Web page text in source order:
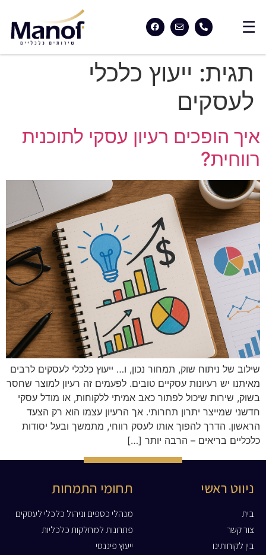
תגית: ייעוץ כלכלי
לעסקים
איך הופכים רעיון עסקי לתוכנית
רווחית?
שילוב של ניתוח שוק, תמחור נכון, ו… ייעוץ כלכלי לעסקים לרבים
מאיתנו יש רעיונות עסקיים טובים. לפעמים זה רעיון למוצר שחסר
בשוק, שירות שיכול לפתור כאב אמיתי ללקוחות, או מודל עסקי
חדשני שמייצר יתרון תחרותי. אך הרעיון עצמו הוא רק הצעד
הראשון. הדרך להפוך אותו לעסק רווחי, מתמשך ובעל יסודות
כלכליים בריאים – הרבה יותר […]
ניווט ראשי
בית
צור קשר
בין לקוחותינו
תחומי התמחות
מנהלי כספים וניהול כלכלי לעסקים
פתרונות למחלקות כלכליות
ייעוץ פיננסי